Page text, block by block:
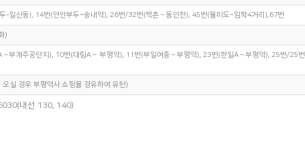
-일신동), 14번(연안부두~송내역), 26번/32번(박촌〜동인천), 45번(월미도~임학4거리),67번
)
부개주공단지), 10번(대림A〜 부평역), 11번(부일여중〜부평역), 23번(한일A〜부평역), 25번/25번
실 경우 부평역사 쇼핑몰 경유하여 유턴)
내선 130, 140)